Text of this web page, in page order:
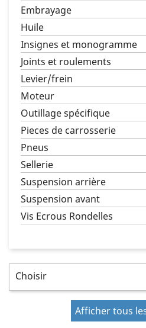
Embrayage
Huile
Insignes et monogramme
Joints et roulements
Levier/frein
Moteur
Outillage spécifique
Pieces de carrosserie
Pneus
Sellerie
Suspension arrière
Suspension avant
Vis Ecrous Rondelles
Choisir
Afficher tous